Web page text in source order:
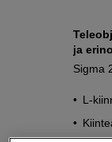
ja
Sigma
L-